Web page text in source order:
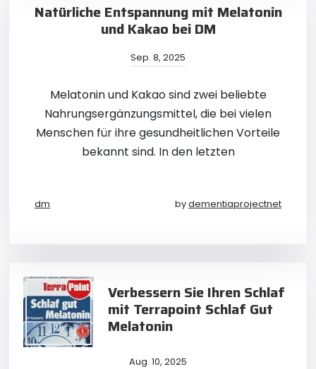
Natürliche Entspannung mit Melatonin
und Kakao bei DM
Sep. 8, 2025
Melatonin und Kakao sind zwei beliebte
Nahrungsergänzungsmittel, die bei vielen
Menschen für ihre gesundheitlichen Vorteile
bekannt sind. In den letzten
dm bydementiaprojectnet
Verbessern Sie Ihren Schlaf
mit Terrapoint Schlaf Gut
Melatonin
Aug. 10, 2025